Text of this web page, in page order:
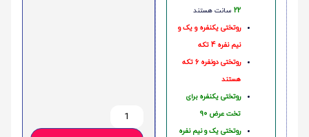
22 سانت هستند
روتختی یکنفره و یک و
نیم نفره 4 تکه
روتختی دونفره 6 تکه
هستند
روتختی یکنفره برای
تخت عرض 90
روتختی یک و نیم نفره